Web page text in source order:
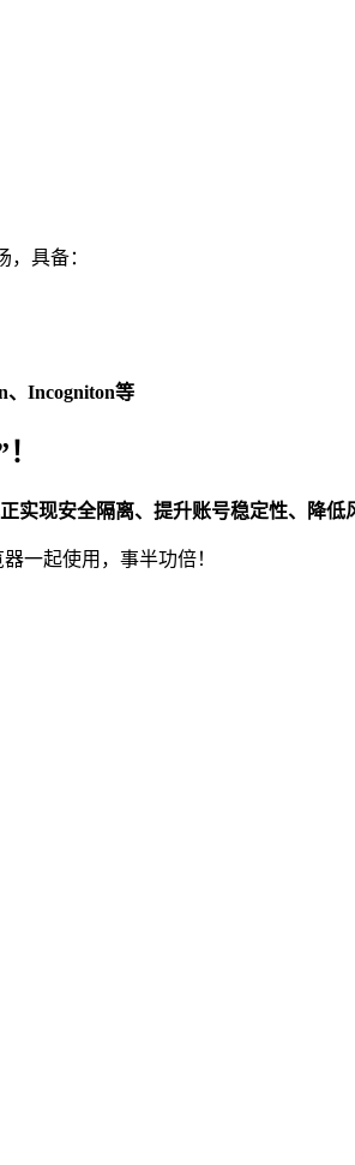
具备：
、Incogniton等
实现安全隔离、提升账号稳定性、降低
一起使用，事半功倍！